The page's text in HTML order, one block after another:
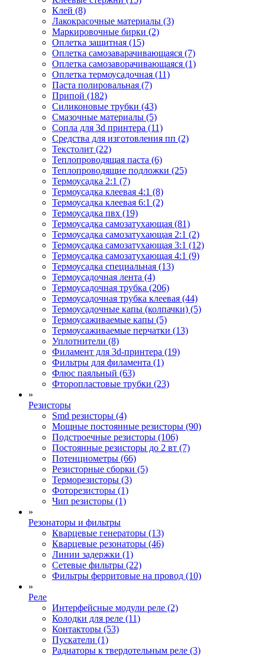
Клей (8)
Лакокрасочные материалы (3)
Маркировочные бирки (2)
Оплетка защитная (15)
Оплетка самозаварачивающаяся (7)
Оплетка самозаворачивающаяся (1)
Оплетка термоусадочная (11)
Паста полировальная (7)
Припой (182)
Силиконовые трубки (43)
Смазочные материалы (5)
Сопла для 3d принтера (11)
Средства для изготовления пп (2)
Текстолит (22)
Теплопроводящая паста (6)
Теплопроводящие подложки (25)
Термоусадка 2:1 (7)
Термоусадка клеевая 4:1 (8)
Термоусадка клеевая 6:1 (2)
Термоусадка пвх (19)
Термоусадка самозатухающая (81)
Термоусадка самозатухающая 2:1 (2)
Термоусадка самозатухающая 3:1 (12)
Термоусадка самозатухающая 4:1 (9)
Термоусадка специальная (13)
Термоусадочная лента (4)
Термоусадочная трубка (206)
Термоусадочная трубка клеевая (44)
Термоусадочные капы (колпачки) (5)
Термоусаживаемые капы (5)
Термоусаживаемые перчатки (13)
Уплотнители (8)
Филамент для 3d-принтера (19)
Фильтры для филамента (1)
Флюс паяльный (63)
Фторопластовые трубки (23)
»
Резисторы
Smd резисторы (4)
Мощные постоянные резисторы (90)
Подстроечные резисторы (106)
Постоянные резисторы до 2 вт (7)
Потенциометры (66)
Резисторные сборки (5)
Терморезисторы (3)
Фоторезисторы (1)
Чип резисторы (1)
»
Резонаторы и фильтры
Кварцевые генераторы (13)
Кварцевые резонаторы (46)
Линии задержки (1)
Сетевые фильтры (22)
Фильтры ферритовые на провод (10)
»
Реле
Интерфейсные модули реле (2)
Колодки для реле (11)
Контакторы (53)
Пускатели (1)
Радиаторы к твердотельным реле (3)